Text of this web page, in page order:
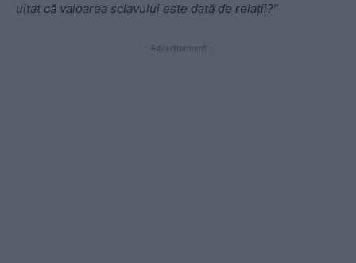
uitat că valoarea sclavului este dată de relații?”
- Advertisement -